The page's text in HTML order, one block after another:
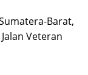
Barat,
Veteran